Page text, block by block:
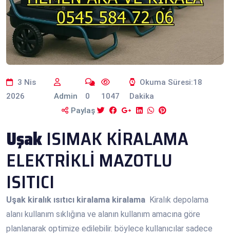
3 Nis
2026
Admin 0 1047
Okuma Süresi:18
Dakika
Paylaş
Uşak ISIMAK KİRALAMA
ELEKTRİKLİ MAZOTLU
ISITICI
Uşak kiralık ısıtıcı kiralama kiralama Kiralık depolama
alanı kullanım sıklığına ve alanın kullanım amacına göre
planlanarak optimize edilebilir. böylece kullanıcılar sadece